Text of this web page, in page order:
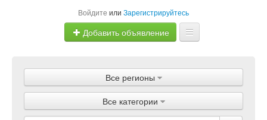
Войдите или Зарегистрируйтесь
Добавить объявление
Объявления
Магазины
Все регионы
Все категории